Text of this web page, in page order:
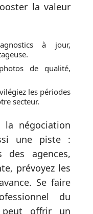
la valeur
à jour,
de qualité,
les périodes
secteur.
la négociation
une piste :
des agences,
prévoyez les
Se faire
du
offrir un